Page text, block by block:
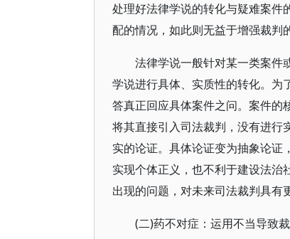
处理好法律学说的转化与疑难案件
配的情况，如此则无益于增强裁判
法律学说一般针对某一类案件
学说进行具体、实质性的转化。为
答真正回应具体案件之问。案件的
将其直接引入司法裁判，没有进行
实的论证。具体论证变为抽象论
实现个体正义，也不利于建设法治
出现的问题，对未来司法裁判具有
(二)药不对症：运用不当导致